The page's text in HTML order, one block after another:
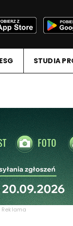
ESG STUDIA
Reklama